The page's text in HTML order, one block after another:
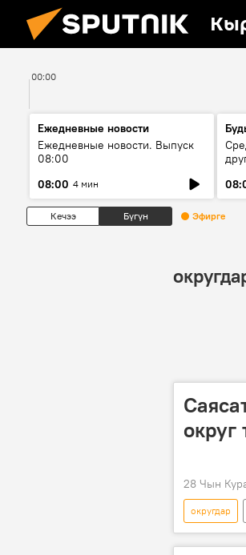
00:00
Ежедневные новости
Ежедневные новости. Выпуск
08:00
08:00 4 мин
Кечээ Бүгүн Эфирге
28 Чын
округдар